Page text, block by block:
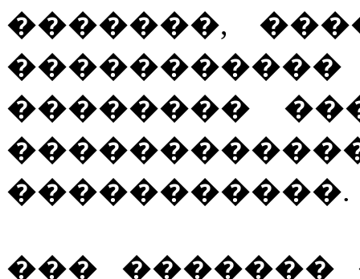
�������,
��������
�����������.
��� �������